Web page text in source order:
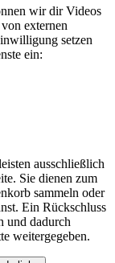
wir dir Videos
externen
setzen
ein:
ausschließlich
Sie dienen zum
sammeln oder
Ein Rückschluss
und dadurch
weitergegeben.